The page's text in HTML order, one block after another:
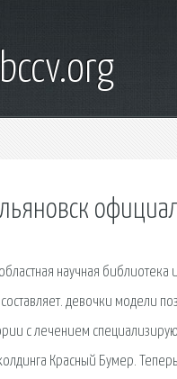
научная
девочки модели
с лечением
Красный Бумер.